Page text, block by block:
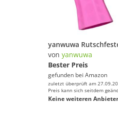
yanwuwa
Geschlecht
von yanwuwa
Bester Preis
gefunden bei Amazon
zuletzt überprüft am
Preis kann sich seitdem
Keine weiteren Anbieter